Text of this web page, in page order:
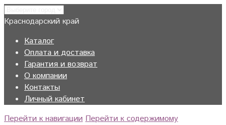
Краснодарский край
Каталог
Оплата и доставка
Гарантия и возврат
О компании
Контакты
Личный кабинет
Перейти к навигации Перейти к содержимому